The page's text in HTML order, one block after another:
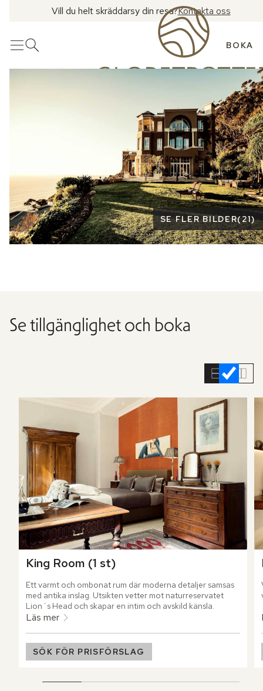
Vill du helt skräddarsy din resa?Kontakta oss
MenyÖppna sök BOKA
SE FLER BILDER(21)
Se tillgänglighet och boka
King Room (1 st)
Ett varmt och ombonat rum där moderna detaljer samsas
med antika inslag. Utsikten vetter mot naturreservatet
Lion´s Head och skapar en intim och avskild känsla.
Läs mer
SÖK FÖR PRISFÖRSLAG